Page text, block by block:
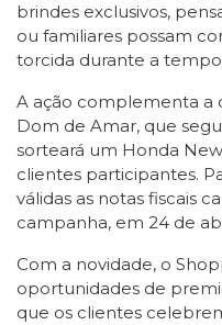
brindes exclusivos,
ou familiares possam
torcida durante a
A ação complementa a
Dom de Amar, que
sorteará um Honda
clientes participantes.
válidas as notas fiscais
campanha, em 24 de
Com a novidade, o
oportunidades de
que os clientes